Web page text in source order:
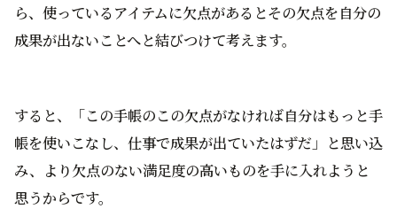
ら、使っているアイテムに欠点があるとその欠点を自分の
成果が出ないことへと結びつけて考えます。
すると、「この手帳のこの欠点がなければ自分はもっと手
帳を使いこなし、仕事で成果が出ていたはずだ」と思い込
み、より欠点のない満足度の高いものを手に入れようと
思うからです。